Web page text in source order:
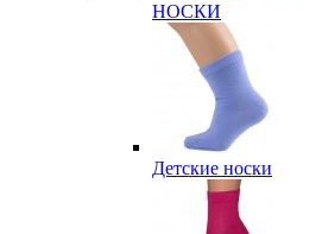
НОСКИ
Детские носки